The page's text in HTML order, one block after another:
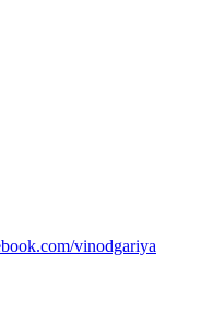
vinodgariya